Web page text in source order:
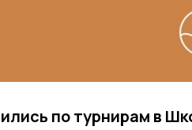
по турнирам в